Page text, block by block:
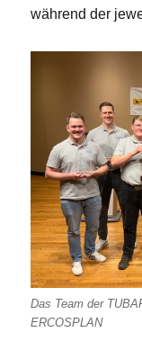
während der
Das Team der
ERCOSPLAN